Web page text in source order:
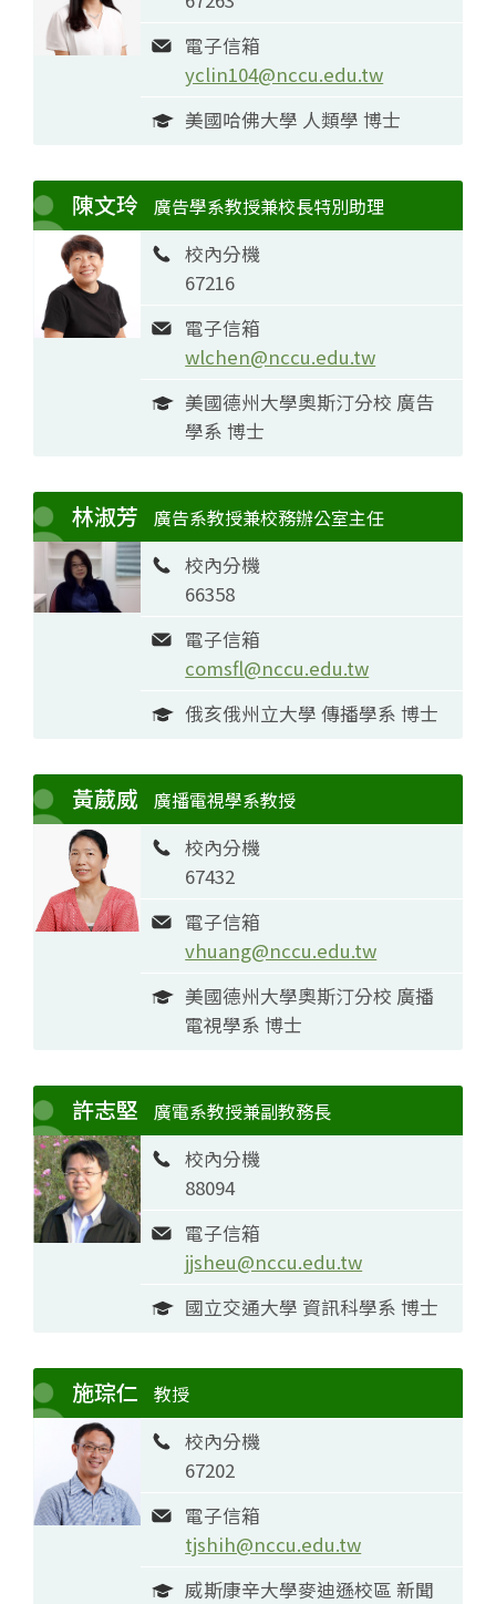
電子信箱
yclin104@nccu.edu.tw
美國哈佛大學 人類學 博士
陳文玲 廣告學系教授兼校長特別助理
校內分機
67216
電子信箱
wlchen@nccu.edu.tw
美國德州大學奧斯汀分校 廣告
學系 博士
林淑芳 廣告系教授兼校務辦公室主任
校內分機
66358
電子信箱
comsfl@nccu.edu.tw
俄亥俄州立大學 傳播學系 博士
黃葳威 廣播電視學系教授
校內分機
67432
電子信箱
vhuang@nccu.edu.tw
美國德州大學奧斯汀分校 廣播
電視學系 博士
許志堅 廣電系教授兼副教務長
校內分機
88094
電子信箱
jjsheu@nccu.edu.tw
國立交通大學 資訊科學系 博士
施琮仁 教授
校內分機
67202
電子信箱
tjshih@nccu.edu.tw
威斯康辛大學麥迪遜校區 新聞